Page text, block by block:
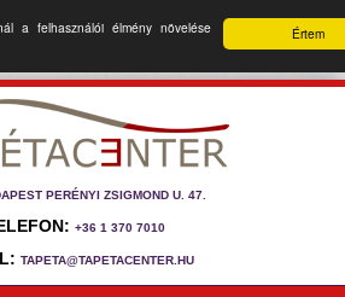
Értem
a felhasználói élmény növelése
PERÉNYI ZSIGMOND U. 47.
+36 1 370 7010
TAPETA@TAPETACENTER.HU